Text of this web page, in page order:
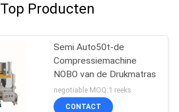
Top Producten
Semi Auto50t-de
Compressiemachine
NOBO van de Drukmatras
negotiable MOQ:1 reeks
CONTACT